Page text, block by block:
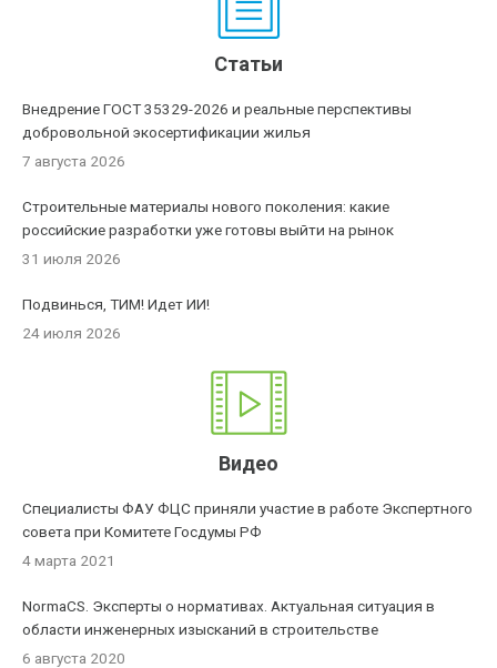
Статьи
Внедрение ГОСТ 35329-2026 и реальные перспективы
добровольной экосертификации жилья
7 августа 2026
Строительные материалы нового поколения: какие
российские разработки уже готовы выйти на рынок
31 июля 2026
Подвинься, ТИМ! Идет ИИ!
24 июля 2026
Видео
Специалисты ФАУ ФЦС приняли участие в работе Экспертного
совета при Комитете Госдумы РФ
4 марта 2021
NormaCS. Эксперты о нормативах. Актуальная ситуация в
области инженерных изысканий в строительстве
6 августа 2020